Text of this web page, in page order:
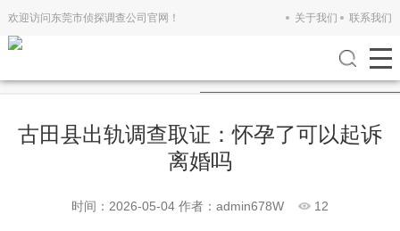
欢迎访问东莞市侦探调查公司官网！ 关于我们 联系我们
古田县出轨调查取证：怀孕了可以起诉
离婚吗
时间：2026-05-04 作者：admin678W 12